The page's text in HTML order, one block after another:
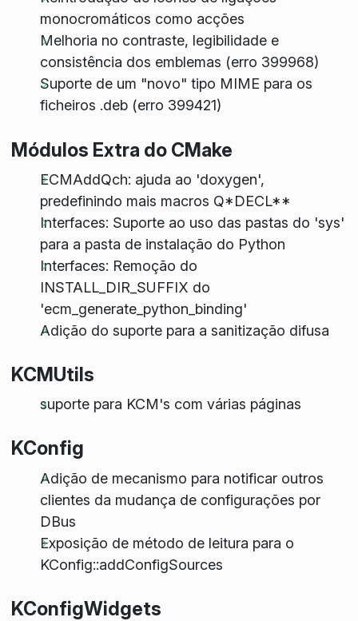
monocromáticos como acções
Melhoria no contraste, legibilidade e
consistência dos emblemas (erro 399968)
Suporte de um "novo" tipo MIME para os
ficheiros .deb (erro 399421)
Módulos Extra do CMake
ECMAddQch: ajuda ao 'doxygen',
predefinindo mais macros Q*DECL**
Interfaces: Suporte ao uso das pastas do 'sys'
para a pasta de instalação do Python
Interfaces: Remoção do
INSTALL_DIR_SUFFIX do
'ecm_generate_python_binding'
Adição do suporte para a sanitização difusa
KCMUtils
suporte para KCM's com várias páginas
KConfig
Adição de mecanismo para notificar outros
clientes da mudança de configurações por
DBus
Exposição de método de leitura para o
KConfig::addConfigSources
KConfigWidgets